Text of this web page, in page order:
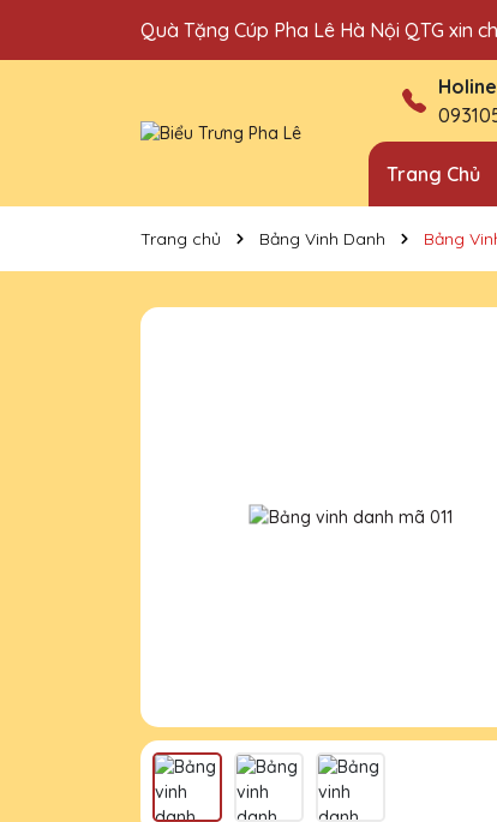
Quà Tặng Cúp Pha Lê Hà Nội QTG xin
Địa chỉ bán cúp vinh danh uy tín tại Hà
Trang Chủ
Trang chủ Bảng Vinh Danh Bảng